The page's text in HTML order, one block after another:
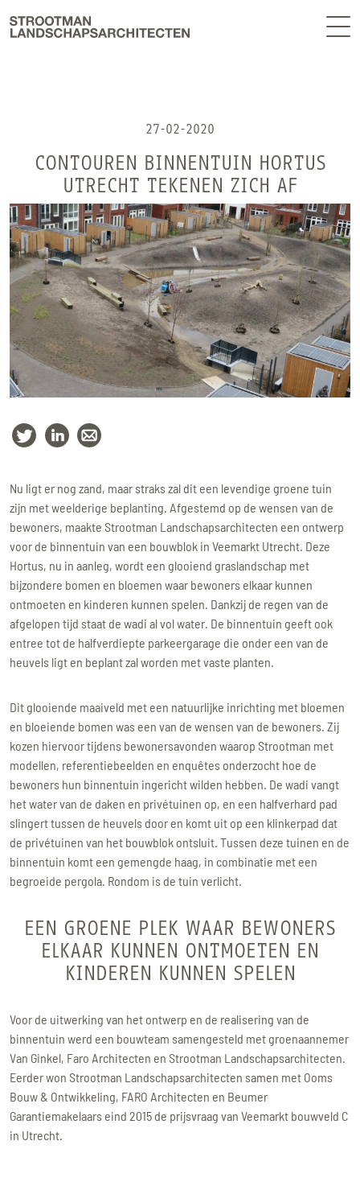
BUREAU
27-02-2020
CONTOUREN BINNENTUIN HORTUS
UTRECHT TEKENEN ZICH AF
Nu ligt er nog zand, maar straks zal dit een levendige groene tuin
zijn met weelderige beplanting. Afgestemd op de wensen van de
bewoners, maakte Strootman Landschapsarchitecten een ontwerp
voor de binnentuin van een bouwblok in Veemarkt Utrecht. Deze
Hortus, nu in aanleg, wordt een glooiend graslandschap met
bijzondere bomen en bloemen waar bewoners elkaar kunnen
ontmoeten en kinderen kunnen spelen. Dankzij de regen van de
afgelopen tijd staat de wadi al vol water. De binnentuin geeft ook
entree tot de halfverdiepte parkeergarage die onder een van de
heuvels ligt en beplant zal worden met vaste planten.
Dit glooiende maaiveld met een natuurlijke inrichting met bloemen
en bloeiende bomen was een van de wensen van de bewoners. Zij
kozen hiervoor tijdens bewonersavonden waarop Strootman met
modellen, referentiebeelden en enquêtes onderzocht hoe de
bewoners hun binnentuin ingericht wilden hebben. De wadi vangt
het water van de daken en privétuinen op, en een halfverhard pad
slingert tussen de heuvels door en komt uit op een klinkerpad dat
de privétuinen van het bouwblok ontsluit. Tussen deze tuinen en de
binnentuin komt een gemengde haag, in combinatie met een
begroeide pergola. Rondom is de tuin verlicht.
EEN GROENE PLEK WAAR BEWONERS
ELKAAR KUNNEN ONTMOETEN EN
KINDEREN KUNNEN SPELEN
Voor de uitwerking van het ontwerp en de realisering van de
binnentuin werd een bouwteam samengesteld met groenaannemer
Van Ginkel, Faro Architecten en Strootman Landschapsarchitecten.
Eerder won Strootman Landschapsarchitecten samen met Ooms
Bouw & Ontwikkeling, FARO Architecten en Beumer
Garantiemakelaars eind 2015 de prijsvraag van Veemarkt bouwveld C
in Utrecht.